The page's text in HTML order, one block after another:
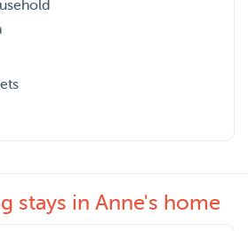
stays in Anne's home